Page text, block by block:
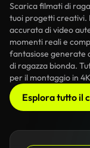
Scarica filmati di
tuoi progetti creativi.
accurata di video
momenti reali e
fantasiose generate
di ragazza bionda.
per il montaggio in
Esplora tutto il